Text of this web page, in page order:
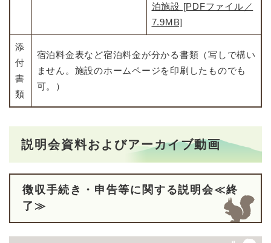
泊施設 [PDFファイル／
7.9MB]
添
付
書
類
宿泊料金表など宿泊料金が分かる書類（写しで構い
ません。施設のホームページを印刷したものでも
可。）
説明会資料およびアーカイブ動画
徴収手続き・申告等に関する説明会≪終
了≫​